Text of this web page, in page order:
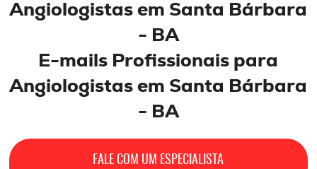
Angiologistas em Santa Bárbara
- BA
E-mails Profissionais para
Angiologistas em Santa Bárbara
- BA
FALE COM UM ESPECIALISTA